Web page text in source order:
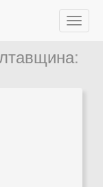
: